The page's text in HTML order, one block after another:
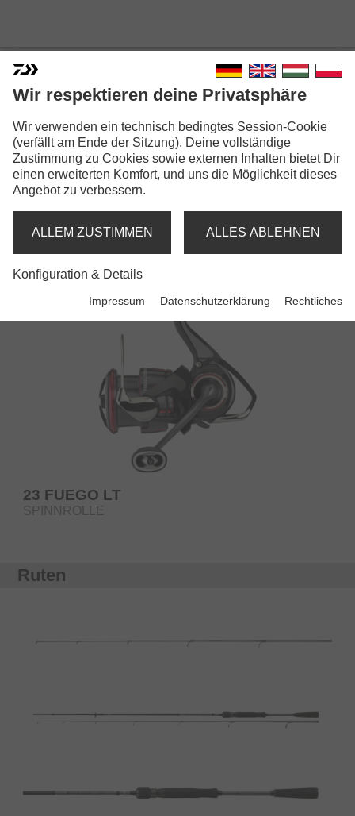
FUEGO
Rollen
23 FUEGO LT
SPINNROLLE
Ruten
Wir respektieren deine Privatsphäre
Wir verwenden ein technisch bedingtes Session-Cookie
(verfällt am Ende der Sitzung). Deine vollständige
Zustimmung zu Cookies sowie externen Inhalten bietet Dir
einen erweiterten Komfort, und uns die Möglichkeit dieses
Angebot zu verbessern.
ALLEM ZUSTIMMEN ALLES ABLEHNEN
Konfiguration & Details
Impressum Datenschutzerklärung Rechtliches